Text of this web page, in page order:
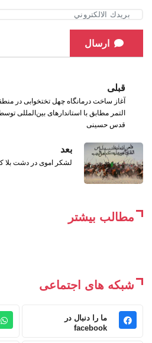
ارسال
قبلی
آغاز ساخت درمانگاه چهل تختخوابی در
التمر مطابق با استاندارهای بین‌المللی
قدس حسینی
بعد
لشکر اموی در دشت بلا
مطالب بیشتر
شبکه های اجتماعی
ما را دنبال در
facebook